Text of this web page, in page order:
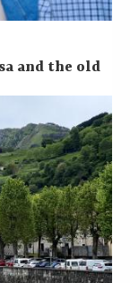
and the old